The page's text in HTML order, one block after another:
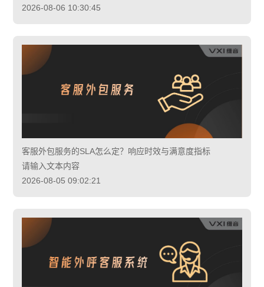
2026-08-06 10:30:45
客服外包服务的SLA怎么定？响应时效与满意度指标
请输入文本内容
2026-08-05 09:02:21